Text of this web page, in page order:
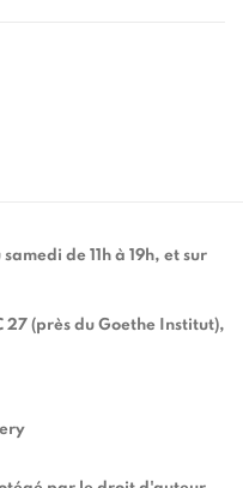
de 11h à 19h, et sur
27 (près du Goethe Institut),